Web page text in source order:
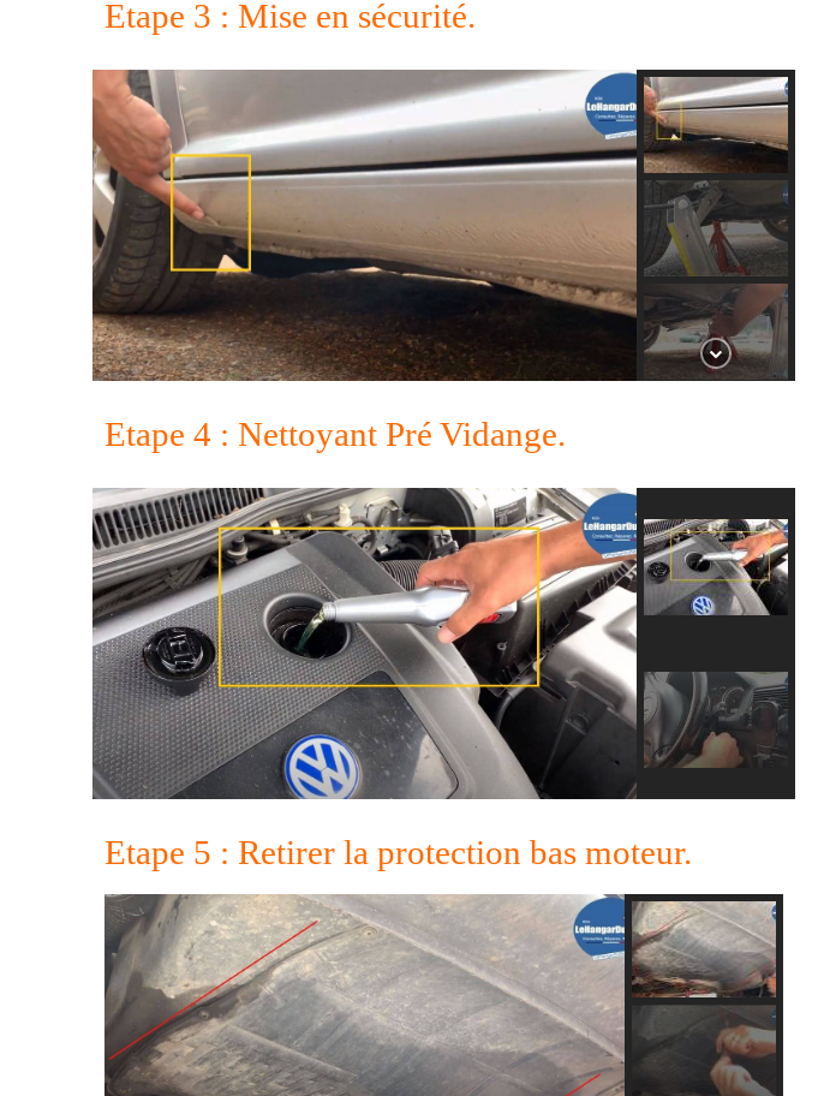
Etape 3 : Mise en sécurité.
Etape 4 : Nettoyant Pré Vidange.
Etape 5 : Retirer la protection bas moteur.